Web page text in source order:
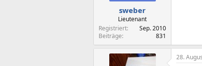
sweber
Lieutenant
Registriert
Sep. 2010
Beiträge
831
28.